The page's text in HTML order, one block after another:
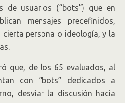
de usuarios (“bots”) que en
mensajes predefinidos,
persona o ideología, y la
que, de los 65 evaluados, al
con “bots” dedicados a
desviar la discusión hacia